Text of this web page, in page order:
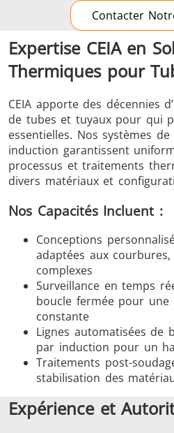
Contacter
Expertise CEIA en
Thermiques pour
CEIA apporte des décennies
de tubes et tuyaux pour qui
essentielles. Nos systèmes
induction garantissent
processus et traitements
divers matériaux et
Nos Capacités Incluent :
Conceptions
adaptées aux
complexes
Surveillance en temps
boucle fermée pour
constante
Lignes automatisées de
par induction pour un
Traitements post-
stabilisation des
Expérience et